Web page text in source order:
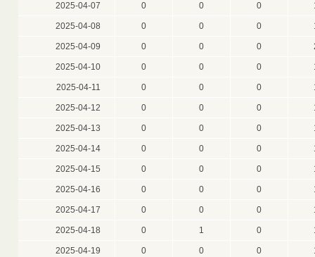
2025-04-07 0 0 0
2025-04-08 0 0 0
2025-04-09 0 0 0
2025-04-10 0 0 0
2025-04-11 0 0 0
2025-04-12 0 0 0
2025-04-13 0 0 0
2025-04-14 0 0 0
2025-04-15 0 0 0
2025-04-16 0 0 0
2025-04-17 0 0 0
2025-04-18 0 1 0
2025-04-19 0 0 0